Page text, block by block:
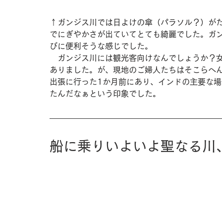
↑ガンジス川では日よけの傘（パラソル？）が
でにぎやかさが出ていてとても綺麗でした。ガ
びに便利そうな感じでした。
ガンジス川には観光客向けなんでしょうか？
ありました。が、現地のご婦人たちはそこら
出張に行った1か月前にあり、インドの主要な
たんだなぁという印象でした。
船に乗りいよいよ聖なる川